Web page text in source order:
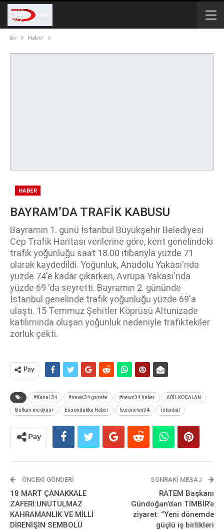
Ev Haber
HABER
BAYRAM’DA TRAFİK KABUSU
Bayramın 1. günü İstanbul Büyükşehir Belediyesi
Cep Trafik Haritası verilerine göre, kent genelindeki
trafik yoğunluğu saat 18.00 itibarıyla yüzde 71
olarak kaydedildi. Yoğunluk, Anadolu Yakası'nda
yüzde 74'e kadar çıkarken, Avrupa Yakası'nda
yüzde 69 'da seyretti. Bayramın 2. gününde
İstanbul genelinde trafik yoğunluğu yüzde 69'a
ulaştı. 15 Temmuz Şehitler Köprüsü Altunizade
katılımında oluşan yoğunluk nedeniyle trafiktekiler
zorluk çekti.
Pay
#Kanal 34 #news34 gazete #news34 haber ADİL KOÇALAN
Balkan medyası Ensondakka Haber Euronews34 İstanbul
Pay
ÖNCEKI GÖNDERI
18 MART ÇANAKKALE
ZAFERİ:UNUTULMAZ
KAHRAMANLIK VE MİLLİ
DİRENİŞİN SEMBOLÜ
SONRAKI MESAJ
RATEM Başkanı
Gündoğan’dan TİMBİR’e
ziyaret: “Yeni dönemde
güçlü iş birlikleri